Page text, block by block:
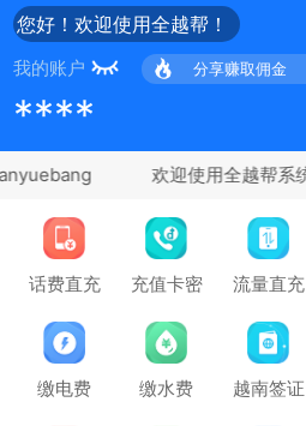
您好！欢迎使用全越帮！
我的账户 分享赚取佣金
****
话费直充 充值卡密 流量直充
缴电费 缴水费 越南签证